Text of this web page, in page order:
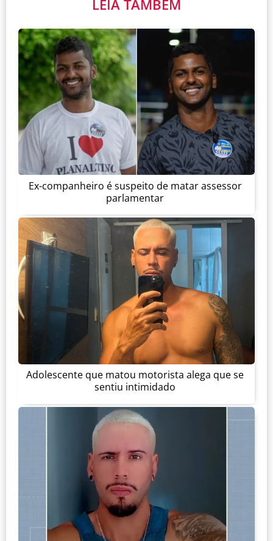
LEIA TAMBÉM
Ex-companheiro é suspeito de matar assessor
parlamentar
Adolescente que matou motorista alega que se
sentiu intimidado